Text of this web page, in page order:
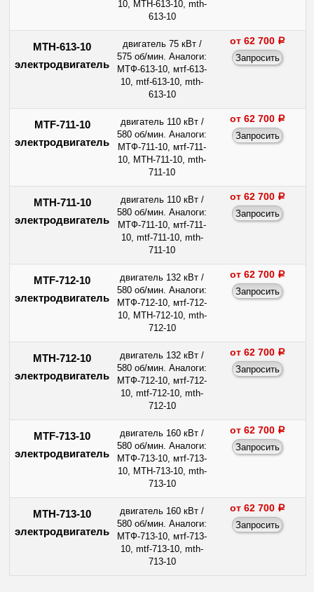
10, МТН-613-10, mth-
613-10
МТН-613-10
электродвигатель
двигатель 75 кВт /
575 об/мин. Аналоги:
МТФ-613-10, мтf-613-
10, mtf-613-10, mth-
613-10
от 62 700 a
MTF-711-10
электродвигатель
двигатель 110 кВт /
580 об/мин. Аналоги:
МТФ-711-10, мтf-711-
10, МТН-711-10, mth-
711-10
от 62 700 a
МТН-711-10
электродвигатель
двигатель 110 кВт /
580 об/мин. Аналоги:
МТФ-711-10, мтf-711-
10, mtf-711-10, mth-
711-10
от 62 700 a
MTF-712-10
электродвигатель
двигатель 132 кВт /
580 об/мин. Аналоги:
МТФ-712-10, мтf-712-
10, МТН-712-10, mth-
712-10
от 62 700 a
МТН-712-10
электродвигатель
двигатель 132 кВт /
580 об/мин. Аналоги:
МТФ-712-10, мтf-712-
10, mtf-712-10, mth-
712-10
от 62 700 a
MTF-713-10
электродвигатель
двигатель 160 кВт /
580 об/мин. Аналоги:
МТФ-713-10, мтf-713-
10, МТН-713-10, mth-
713-10
от 62 700 a
МТН-713-10
электродвигатель
двигатель 160 кВт /
580 об/мин. Аналоги:
МТФ-713-10, мтf-713-
10, mtf-713-10, mth-
713-10
от 62 700 a